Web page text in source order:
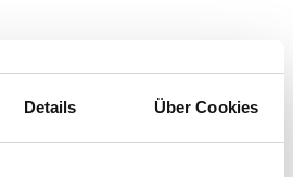
Details Über Cookies